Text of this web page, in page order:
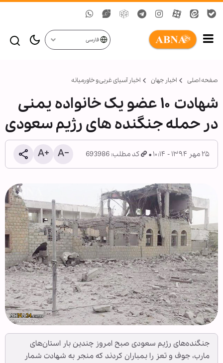
فارسی
صفحه اصلی اخبار جهان اخبار آسیای غربی و خاورمیانه
شهادت ۱۰ عضو یک خانواده یمنی
در حمله جنگنده های رژیم سعودی
۲۵ مهر ۱۳۹۴ - ۱۰:۱۴ کد مطلب: 693986
جنگنده‌های رژیم سعودی صبح امروز چندین بار استان‌های
مارب، جوف و تعز را بمباران کردند که منجر به شهادت شمار